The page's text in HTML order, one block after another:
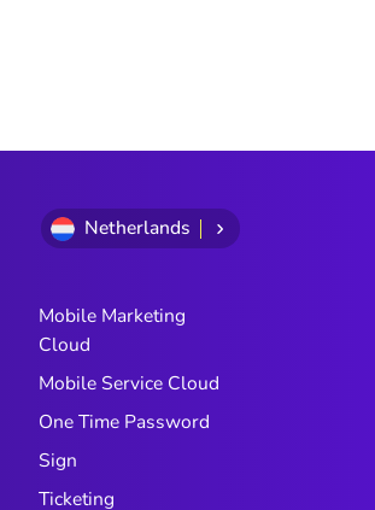
Netherlands
Mobile Marketing
Cloud
Mobile Service Cloud
One Time Password
Sign
Ticketing